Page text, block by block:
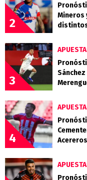
2
Mineros
3
4
Acereros